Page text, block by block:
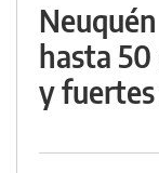
hasta
y